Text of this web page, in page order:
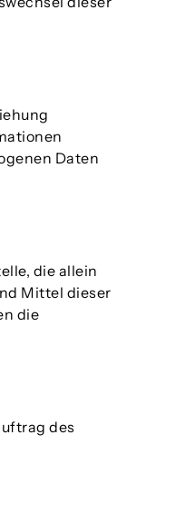
Daten
die allein
Mittel dieser
die
des